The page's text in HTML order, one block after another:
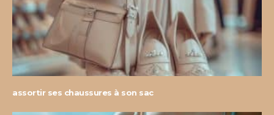
assortir ses chaussures à son sac